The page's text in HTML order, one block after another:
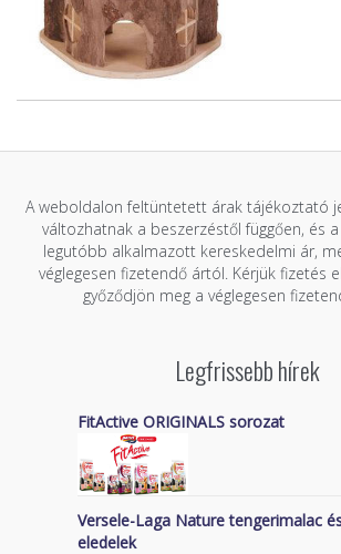
A weboldalon feltüntetett árak tájékoztató
változhatnak a beszerzéstől függően, és
legutóbb alkalmazott kereskedelmi ár,
véglegesen fizetendő ártól. Kérjük fizetés
győződjön meg a véglegesen
Legfrissebb hírek
FitActive ORIGINALS sorozat
Versele-Laga Nature tengerimalac
eledelek